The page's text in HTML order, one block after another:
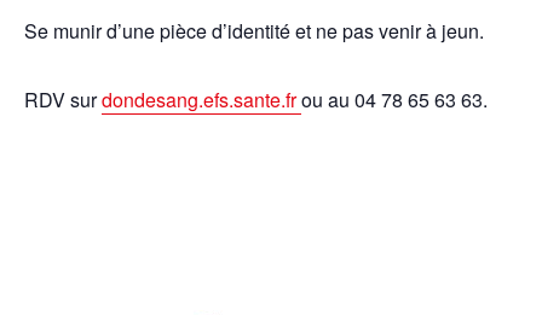
Se munir d’une pièce d’identité et ne pas venir à jeun.
RDV surdondesang.efs.sante.frou au 04 78 65 63 63.